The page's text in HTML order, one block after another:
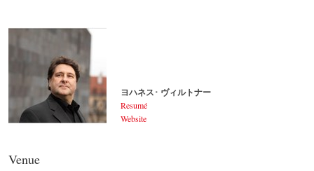
ヨハネス･ ヴィルトナー
Resumé
Website
Venue